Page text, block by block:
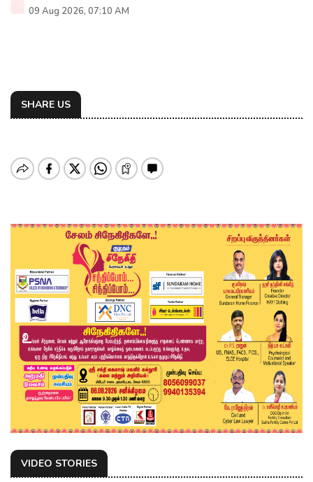
09 Aug 2026, 07:10 AM
SHARE US
VIDEO STORIES